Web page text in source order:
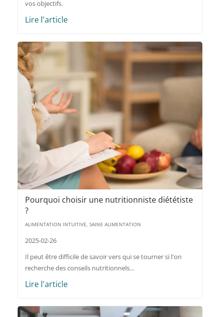
vos objectifs.
Lire l'article
Pourquoi choisir une nutritionniste diététiste
?
ALIMENTATION INTUITIVE, SAINE ALIMENTATION
2025-02-26
Il peut être difficile de savoir vers qui se tourner si l'on
recherche des conseils nutritionnels…
Lire l'article